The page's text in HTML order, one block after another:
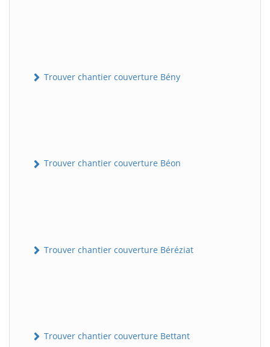
Trouver chantier couverture Bény
Trouver chantier couverture Béon
Trouver chantier couverture Béréziat
Trouver chantier couverture Bettant